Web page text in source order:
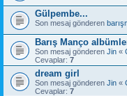
Gülpembe...
Son mesaj gönderen
Barış Manço
Son mesaj gönderen Jin «
Cevaplar: 7
dream girl
Son mesaj gönderen Jin «
Cevaplar: 7